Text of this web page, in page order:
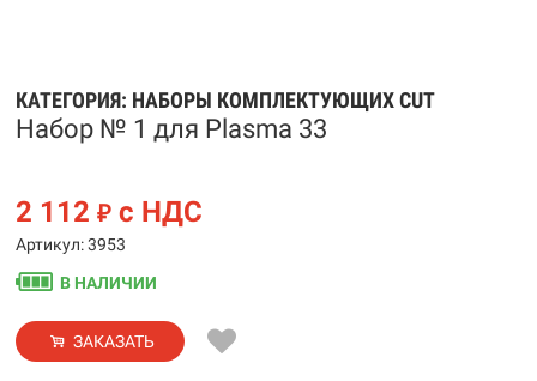
КАТЕГОРИЯ: НАБОРЫ КОМПЛЕКТУЮЩИХ CUT
Набор № 1 для Plasma 33
2 112 ₽ с НДС
Артикул: 3953
В НАЛИЧИИ
ЗАКАЗАТЬ